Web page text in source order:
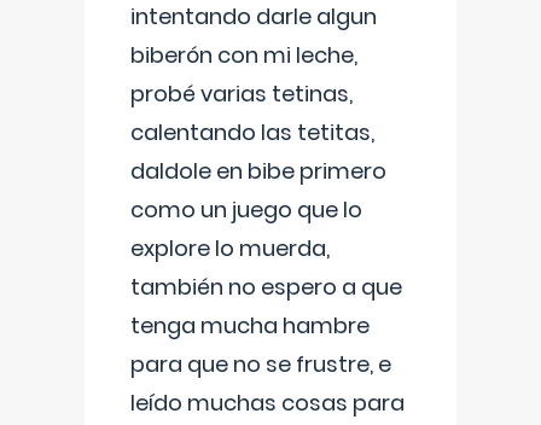
intentando darle algun
biberón con mi leche,
probé varias tetinas,
calentando las tetitas,
daldole en bibe primero
como un juego que lo
explore lo muerda,
también no espero a que
tenga mucha hambre
para que no se frustre, e
leído muchas cosas para